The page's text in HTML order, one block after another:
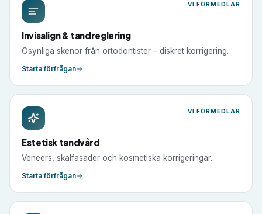
VI FÖRMEDLAR
Invisalign & tandreglering
Osynliga skenor från ortodontister – diskret korrigering.
Starta förfrågan
VI FÖRMEDLAR
Estetisk tandvård
Veneers, skalfasader och kosmetiska korrigeringar.
Starta förfrågan